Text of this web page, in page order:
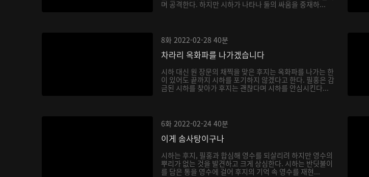
며 공격한다. 하지만 시하가 나타나 둘의 싸움을 중재하...
8화 2022-02-28 40분
차라리 옥화파를 나가겠습니다
시하 대신 원 장문의 채찍을 맞은 후지는 옥화파를 나가는 한
이 있어도 끝까지 시하를 포기하지 않겠다고 한다. 필홍은 감
금된 시하를 찾아가 후지는 괜찮다며 시하를 안심시킨다...
6화 2022-02-24 40분
이게 솜사탕이구나
시하는 후지, 필홍과 합심해 영수를 되살리려 하지만 영수의
뿌리가 없는 것을 발견하고 크게 상심한다. 시하는 반딧불이
를 담은 통을 영수에 걸어 후지의 기억 속 영수를 재현...